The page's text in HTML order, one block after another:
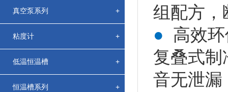
真空泵系列 +
粘度计 +
低温恒温槽 +
恒温槽系列 +
组配方，
● 高效
复叠式制
音无泄漏